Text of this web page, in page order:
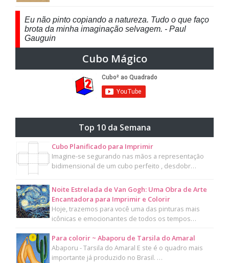
Eu não pinto copiando a natureza. Tudo o que faço
brota da minha imaginação selvagem. - Paul
Gauguin
Cubo Mágico
Top 10 da Semana
Cubo Planificado para Imprimir
Imagine-se segurando nas mãos a representação
bidimensional de um cubo perfeito , desdobr…
Noite Estrelada de Van Gogh: Uma Obra de Arte
Encantadora para Imprimir e Colorir
Hoje, trazemos para você uma das pinturas mais
icônicas e emocionantes de todos os tempos…
Para colorir ~ Abaporu de Tarsila do Amaral
Abaporu - Tarsila do Amaral E ste é o quadro mais
importante já produzido no Brasil. …